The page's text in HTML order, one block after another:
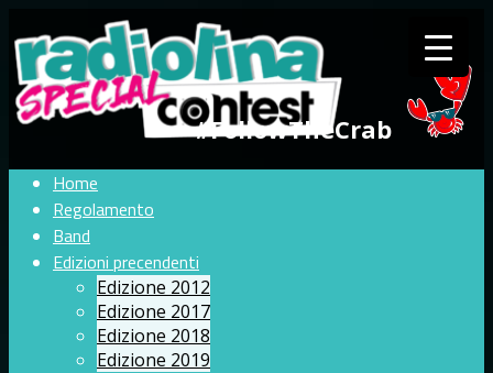
#FollowTheCrab
Home
Regolamento
Band
Edizioni precendenti
Edizione 2012
Edizione 2017
Edizione 2018
Edizione 2019